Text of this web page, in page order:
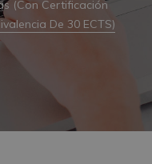
(Con Certificación
De 30 ECTS)